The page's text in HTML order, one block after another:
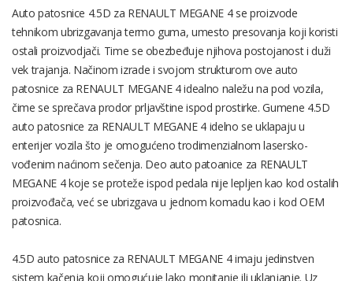
Auto patosnice 4.5D za RENAULT MEGANE 4 se proizvode
tehnikom ubrizgavanja termo guma, umesto presovanja koji koristi
ostali proizvodjači. Time se obezbeđuje njihova postojanost i duži
vek trajanja. Načinom izrade i svojom strukturom ove auto
patosnice za RENAULT MEGANE 4 idealno naležu na pod vozila,
čime se sprečava prodor prljavštine ispod prostirke. Gumene 4.5D
auto patosnice za RENAULT MEGANE 4 idelno se uklapaju u
enterijer vozila što je omogućeno trodimenzialnom lasersko-
vođenim naćinom sečenja. Deo auto patoanice za RENAULT
MEGANE 4 koje se proteže ispod pedala nije lepljen kao kod ostalih
proizvođača, već se ubrizgava u jednom komadu kao i kod OEM
patosnica.
4.5D auto patosnice za RENAULT MEGANE 4 imaju jedinstven
sistem kačenja koji omogućuje lako monitanje ili uklanjanje. Uz